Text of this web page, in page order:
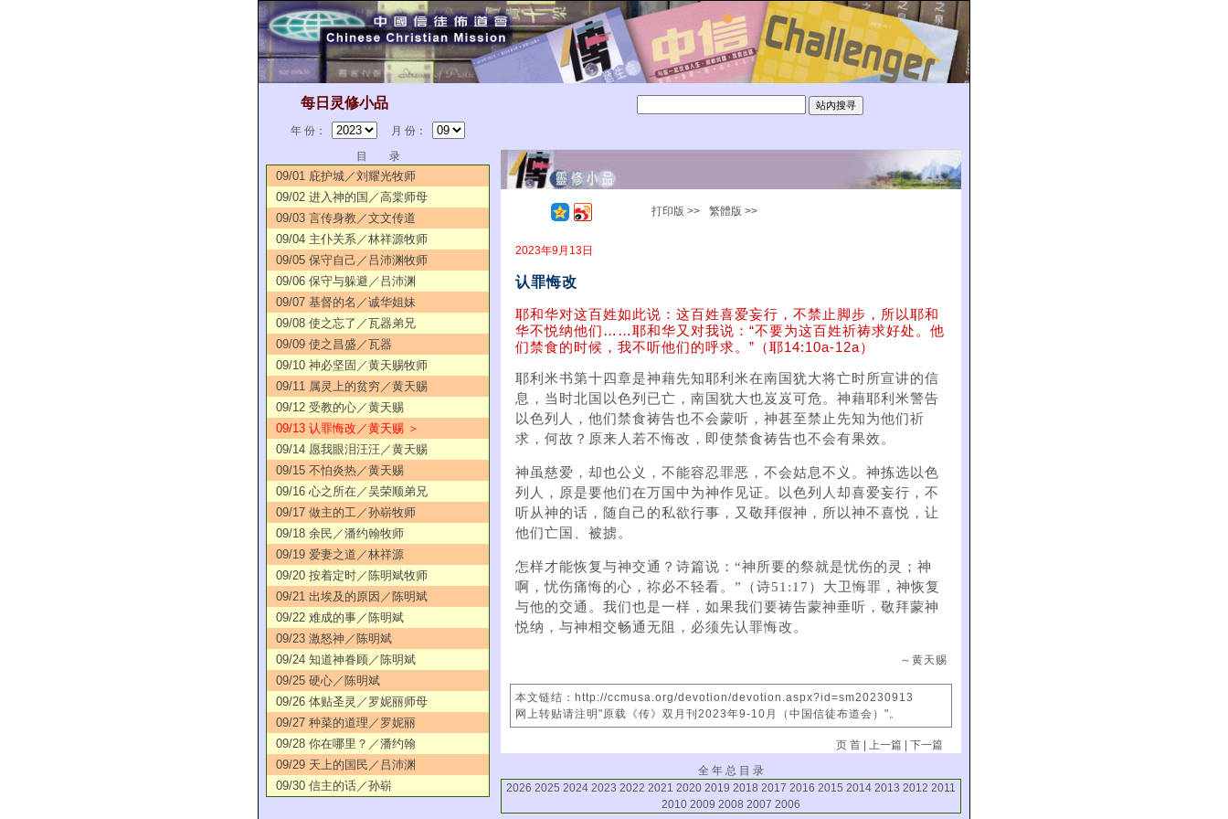
每日灵修小品
年 份：
月 份：
目 录
09/01 庇护城／刘耀光牧师
09/02 进入神的国／高棠师母
09/03 言传身教／文文传道
09/04 主仆关系／林祥源牧师
09/05 保守自己／吕沛渊牧师
09/06 保守与躲避／吕沛渊
09/07 基督的名／诚华姐妹
09/08 使之忘了／瓦器弟兄
09/09 使之昌盛／瓦器
09/10 神必坚固／黄天赐牧师
09/11 属灵上的贫穷／黄天赐
09/12 受教的心／黄天赐
09/13 认罪悔改／黄天赐 ＞
09/14 愿我眼泪汪汪／黄天赐
09/15 不怕炎热／黄天赐
09/16 心之所在／吴荣顺弟兄
09/17 做主的工／孙崭牧师
09/18 余民／潘约翰牧师
09/19 爱妻之道／林祥源
09/20 按着定时／陈明斌牧师
09/21 出埃及的原因／陈明斌
09/22 难成的事／陈明斌
09/23 激怒神／陈明斌
09/24 知道神眷顾／陈明斌
09/25 硬心／陈明斌
09/26 体贴圣灵／罗妮丽师母
09/27 种菜的道理／罗妮丽
09/28 你在哪里？／潘约翰
09/29 天上的国民／吕沛渊
09/30 信主的话／孙崭
打印版 >> 繁體版 >>
2023年9月13日
认罪悔改
耶和华对这百姓如此说：这百姓喜爱妄行，不禁止脚步，所以耶和
华不悦纳他们……耶和华又对我说：“不要为这百姓祈祷求好处。他
们禁食的时候，我不听他们的呼求。”（耶14:10a-12a）
耶利米书第十四章是神藉先知耶利米在南国犹大将亡时所宣讲的信
息，当时北国以色列已亡，南国犹大也岌岌可危。神藉耶利米警告
以色列人，他们禁食祷告也不会蒙听，神甚至禁止先知为他们祈
求，何故？原来人若不悔改，即使禁食祷告也不会有果效。
神虽慈爱，却也公义，不能容忍罪恶，不会姑息不义。神拣选以色
列人，原是要他们在万国中为神作见证。以色列人却喜爱妄行，不
听从神的话，随自己的私欲行事，又敬拜假神，所以神不喜悦，让
他们亡国、被掳。
怎样才能恢复与神交通？诗篇说：“神所要的祭就是忧伤的灵；神
啊，忧伤痛悔的心，祢必不轻看。”（诗51:17）大卫悔罪，神恢复
与他的交通。我们也是一样，如果我们要祷告蒙神垂听，敬拜蒙神
悦纳，与神相交畅通无阻，必须先认罪悔改。
～黄天赐
本文链结：http://ccmusa.org/devotion/devotion.aspx?id=sm20230913
网上转贴请注明"原载《传》双月刊2023年9-10月（中国信徒布道会）"。
页 首 |上一篇 |下一篇
全 年 总 目 录
2026 2025 2024 2023 2022 2021 2020 2019 2018 2017 2016 2015 2014 2013 2012 2011
2010 2009 2008 2007 2006